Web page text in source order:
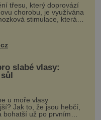
třesu, který doprovází
chorobu, je využívána
stimulace, která
vysoce invazivní
zase není vhodný
přesnému zacílení ...
slabé vlasy:
u moře vlasy
Jak to, že jsou hebčí,
bohatší už po prvním